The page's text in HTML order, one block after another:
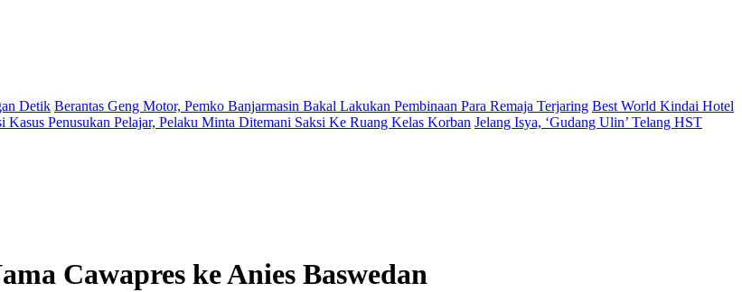
Detik Berantas Geng Motor, Pemko Banjarmasin Bakal Lakukan Pembinaan Para Remaja Terjaring Best World Kindai Hotel
Kasus Penusukan Pelajar, Pelaku Minta Ditemani Saksi Ke Ruang Kelas Korban Jelang Isya, ‘Gudang Ulin’ Telang HST
Cawapres ke Anies Baswedan